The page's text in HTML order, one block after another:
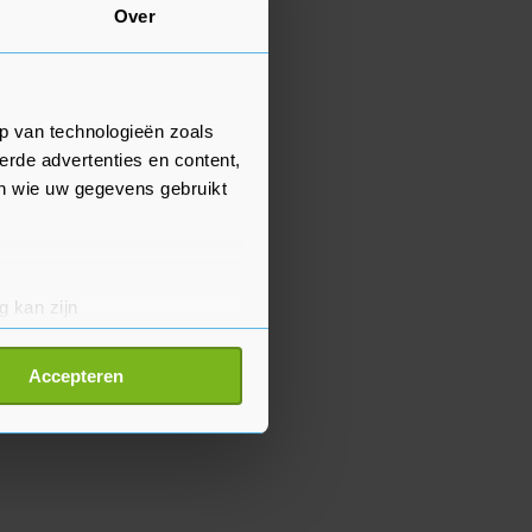
Over
van technologieën zoals
advertenties en content,
wie uw gegevens gebruikt
kan zijn
detailgedeelte
Accepteren